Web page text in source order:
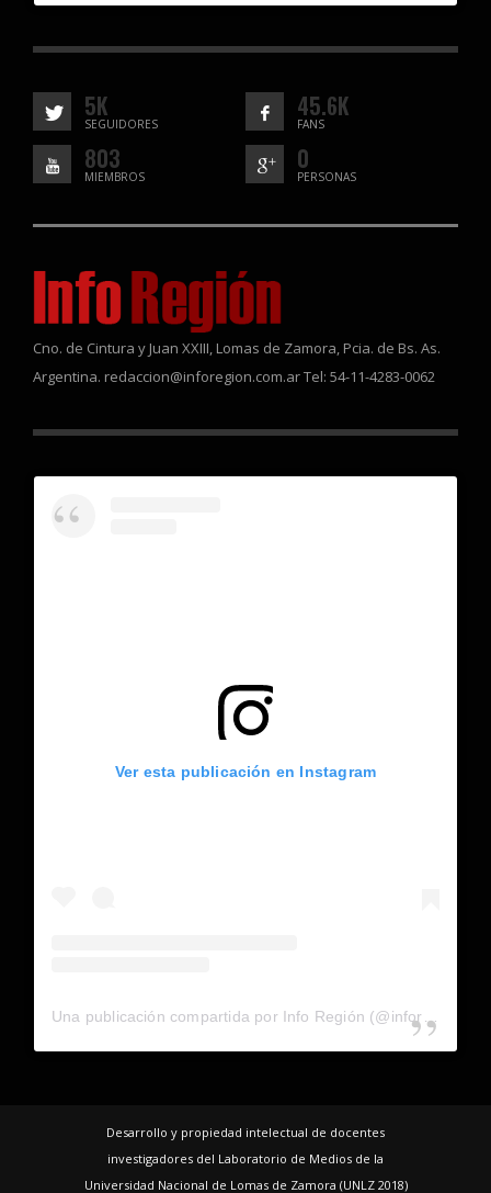
5K
SEGUIDORES
45.6K
FANS
803
MIEMBROS
0
PERSONAS
Cno. de Cintura y Juan XXIII, Lomas de Zamora, Pcia. de Bs. As.
Argentina. redaccion@inforegion.com.ar Tel: 54-11-4283-0062
Ver esta publicación en Instagram
Una publicación compartida por Info Región (@inforegion_redes)
Desarrollo y propiedad intelectual de docentes
investigadores del Laboratorio de Medios de la
Universidad Nacional de Lomas de Zamora (UNLZ 2018)